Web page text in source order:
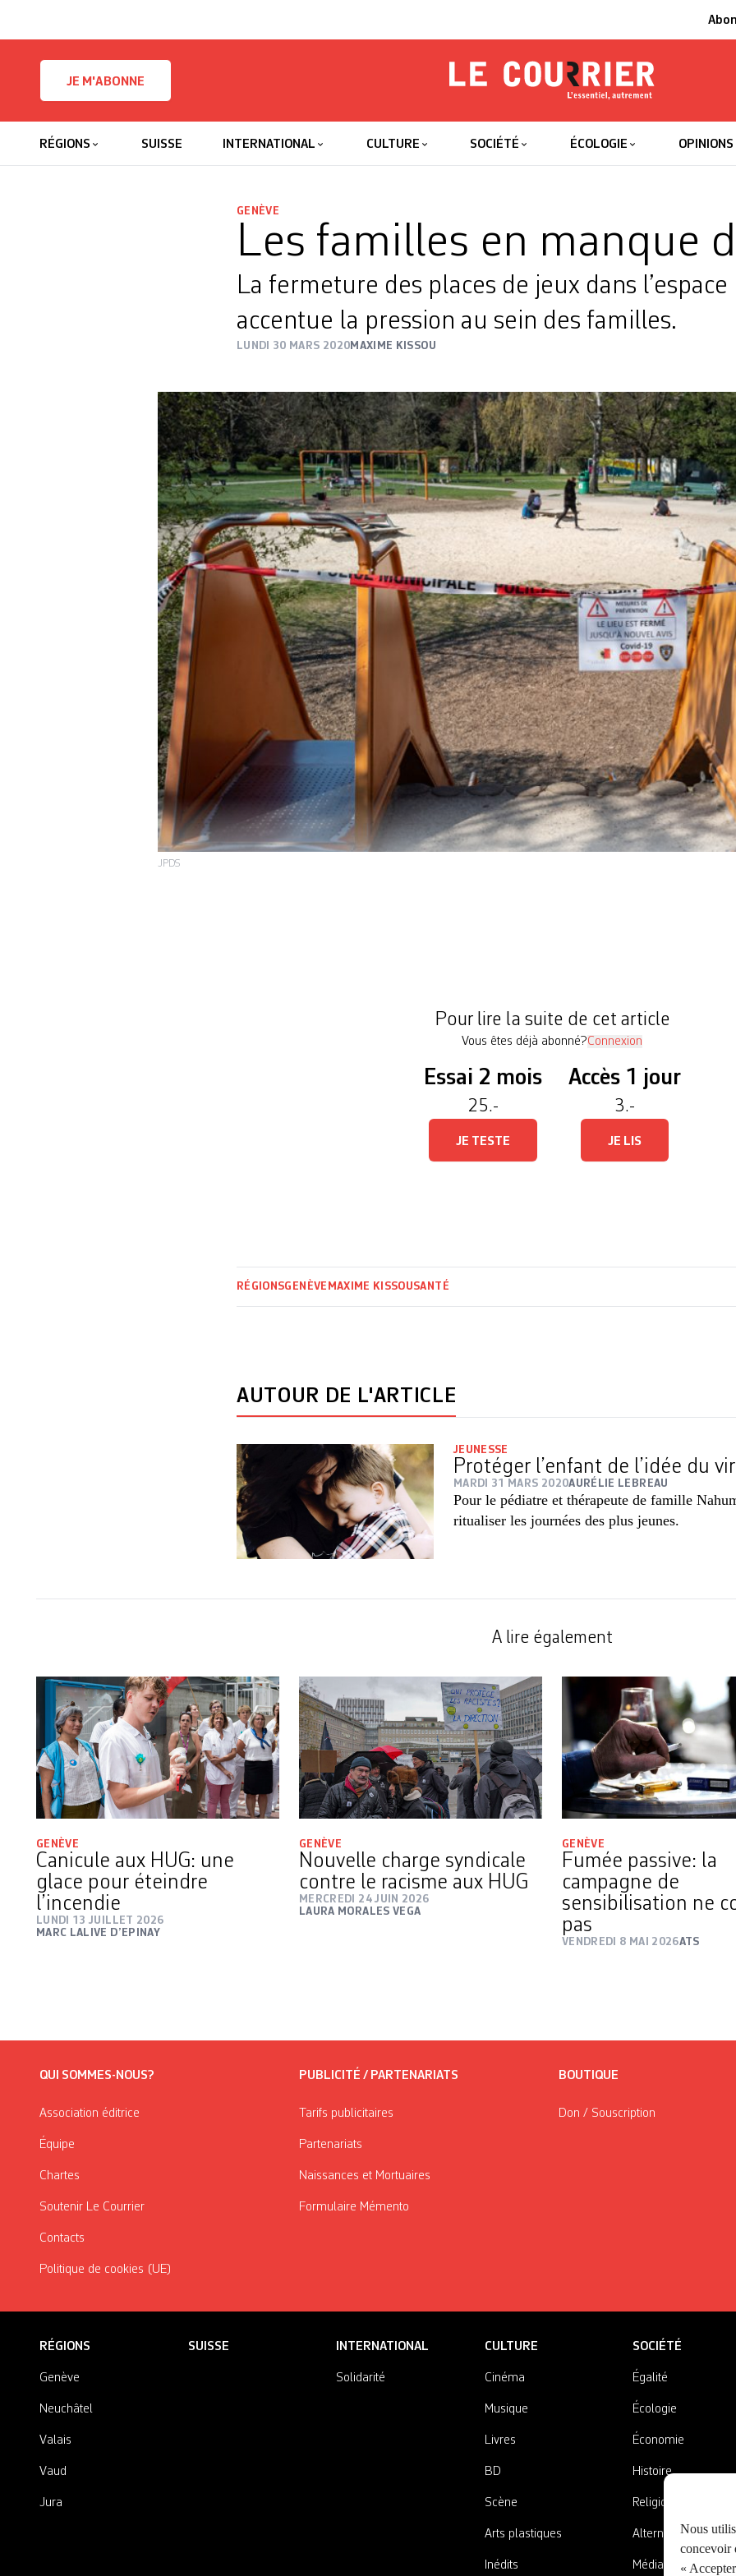
Nous
concevoir
«
JE M'ABONNE
Le Courrier
RÉGIONS
SUISSE INTERNATIONAL CULTURE SOCIÉTÉ ÉCOLOGIE OPINIONS
GENÈVE
Les familles en manque
La fermeture des places de jeux dans
accentue la pression au sein des familles.
LUNDI 30 MARS 2020 MAXIME KISSOU
JPDS
Pour lire la suite de cet article
Vous êtes déjà abonné?Connexion
Essai 2 mois
25.-
JE TESTE
Accès 1 jour
3.-
JE LIS
RÉGIONSGENÈVE MAXIME KISSOUSANTÉ
AUTOUR DE L'ARTICLE
JEUNESSE
Protéger l’enfant de l’idée du
MARDI 31 MARS 2020AURÉLIE LEBREAU
Pour le pédiatre et thérapeute de famille
ritualiser les journées des plus jeunes.
A lire également
GENÈVE
Canicule aux HUG: une
glace pour éteindre
l’incendie
LUNDI 13 JUILLET 2026
MARC LALIVE D’EPINAY
GENÈVE
Nouvelle charge syndicale
contre le racisme aux HUG
MERCREDI 24 JUIN 2026
LAURA MORALES VEGA
GENÈVE
Fumée passive: la
campagne de
sensibilisation ne
pas
VENDREDI 8 MAI 2026ATS
QUI SOMMES-NOUS?
Association éditrice
Équipe
Chartes
Soutenir Le Courrier
Contacts
Politique de cookies (UE)
PUBLICITÉ / PARTENARIATS
Tarifs publicitaires
Partenariats
Naissances et Mortuaires
Formulaire Mémento
BOUTIQUE
Don / Souscription
RÉGIONS
Genève
Neuchâtel
Valais
Vaud
Jura
SUISSE INTERNATIONAL
Solidarité
CULTURE
Cinéma
Musique
Livres
BD
Scène
Arts plastiques
Inédits
SOCIÉTÉ
Égalité
Écologie
Économie
Histoire
Religions
Alternatives
Médias